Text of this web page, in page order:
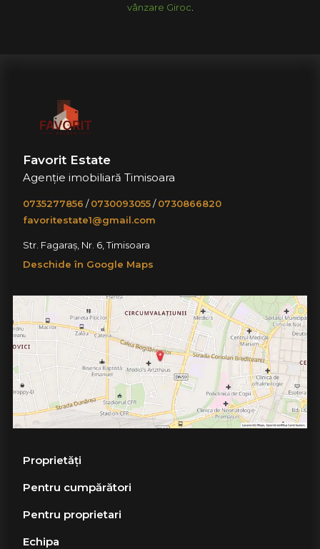
vânzare Giroc
Favorit Estate
Agenție imobiliară Timisoara
0735277856 /0730093055/0730866820
favoritestate1@gmail.com
Str. Fagaraș, Nr. 6, Timisoara
Deschide în Google Maps
Proprietăți
Pentru cumpărători
Pentru proprietari
Echipa